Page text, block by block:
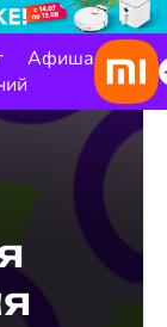
Афиша